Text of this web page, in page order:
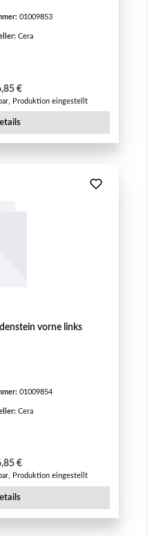
01009853
Cera
Preis:
€
Produktion eingestellt
vorne links
01009854
Cera
Preis:
€
Produktion eingestellt